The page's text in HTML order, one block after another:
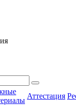
Аттестация